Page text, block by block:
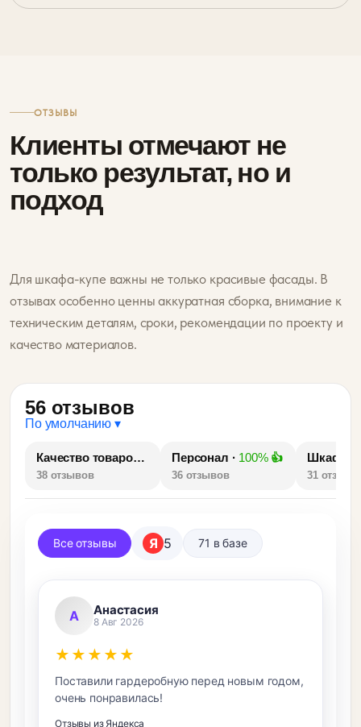
ОТЗЫВЫ
Клиенты отмечают не
только результат, но и
подход
Для шкафа-купе важны не только красивые фасады. В
отзывах особенно ценны аккуратная сборка, внимание к
техническим деталям, сроки, рекомендации по проекту и
качество материалов.
56 отзывов
По умолчанию ▾
Качество товаров · 100% 👍
38 отзывов
Персонал · 100% 👍
36 отзывов
Шкафы
31 отзыв
Все отзывы Я 5 71 в базе
А Анастасия
8 Авг 2026
★★★★★
Поставили гардеробную перед новым годом,
очень понравилась!
Отзывы из Яндекса